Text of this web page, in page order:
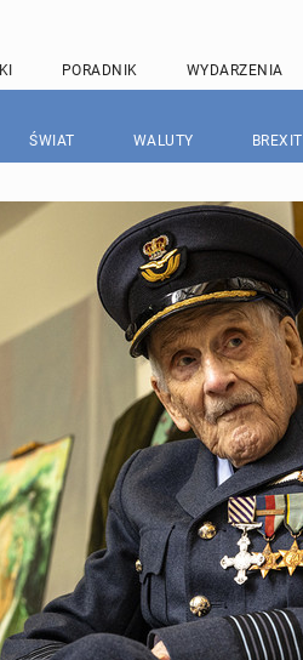
PORADNIK WYDARZENIA
ŚWIAT WALUTY BREXIT